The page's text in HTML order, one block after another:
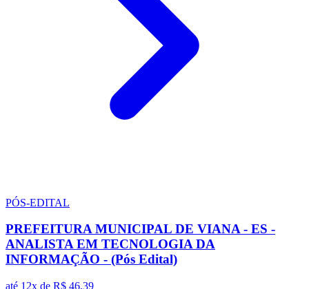
PÓS-EDITAL
PREFEITURA MUNICIPAL DE VIANA - ES -
ANALISTA EM TECNOLOGIA DA
INFORMAÇÃO - (Pós Edital)
até 12x de R$ 46,39